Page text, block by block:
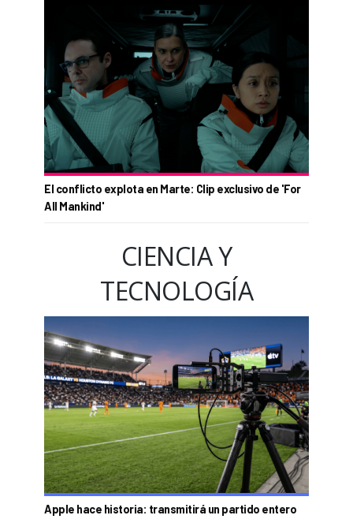
El conflicto explota en Marte: Clip exclusivo de 'For
All Mankind'
CIENCIA Y
TECNOLOGÍA
Apple hace historia: transmitirá un partido entero